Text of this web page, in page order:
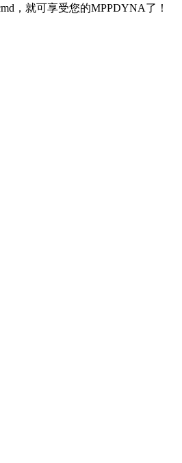
，就可享受您的MPPDYNA了！